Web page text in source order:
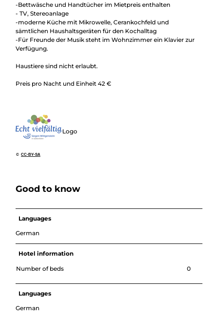
-Bettwäsche und Handtücher im Mietpreis enthalten
- TV, Stereoanlage
-moderne Küche mit Mikrowelle, Cerankochfeld und
sämtlichen Haushaltsgeräten für den Kochalltag
-Für Freunde der Musik steht im Wohnzimmer ein Klavier zur
Verfügung.
Haustiere sind nicht erlaubt.
Preis pro Nacht und Einheit 42 €
© CC-BY-SA
Logo
Good to know
Languages
German
Hotel information
Number of beds 0
Languages
German